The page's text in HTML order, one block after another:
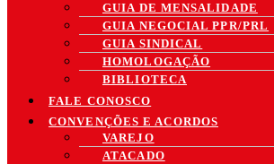
GUIA DE MENSALIDADE
GUIA NEGOCIAL PPR/PRL
GUIA SINDICAL
HOMOLOGAÇÃO
BIBLIOTECA
FALE CONOSCO
CONVENÇÕES E ACORDOS
VAREJO
ATACADO